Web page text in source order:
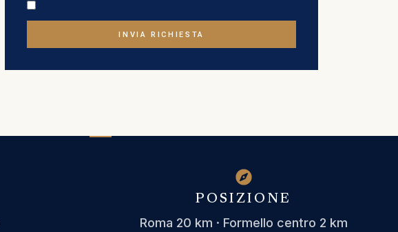
INVIA RICHIESTA
POSIZIONE
Roma 20 km · Formello centro 2 km